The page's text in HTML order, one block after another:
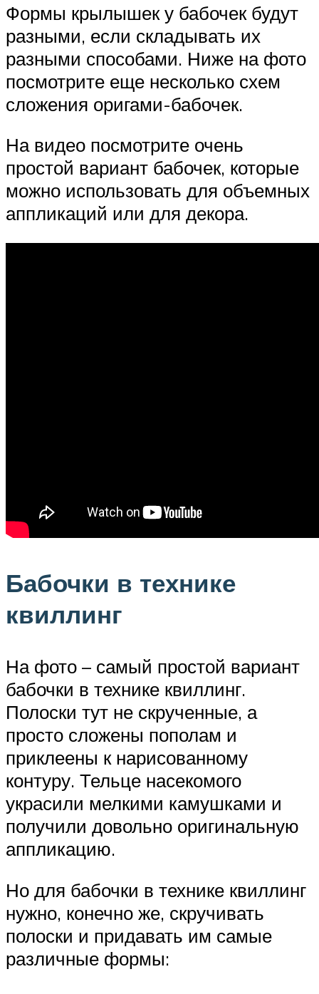
Формы крылышек у бабочек будут
разными, если складывать их
разными способами. Ниже на фото
посмотрите еще несколько схем
сложения оригами-бабочек.
На видео посмотрите очень
простой вариант бабочек, которые
можно использовать для объемных
аппликаций или для декора.
Бабочки в технике
квиллинг
На фото – самый простой вариант
бабочки в технике квиллинг.
Полоски тут не скрученные, а
просто сложены пополам и
приклеены к нарисованному
контуру. Тельце насекомого
украсили мелкими камушками и
получили довольно оригинальную
аппликацию.
Но для бабочки в технике квиллинг
нужно, конечно же, скручивать
полоски и придавать им самые
различные формы: